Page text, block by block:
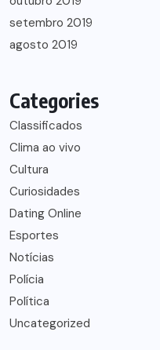
setembro 2019
agosto 2019
Categories
Classificados
Clima ao vivo
Cultura
Curiosidades
Dating Online
Esportes
Notícias
Polícia
Política
Uncategorized